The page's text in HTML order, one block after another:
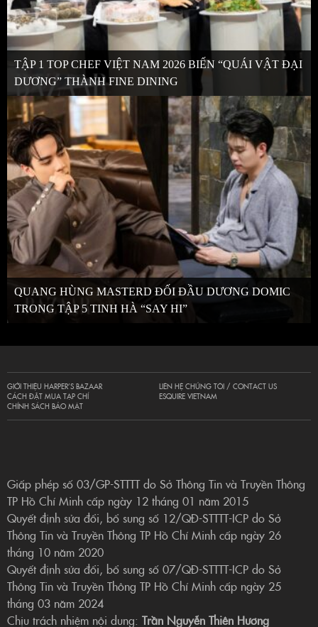
TẬP 1 TOP CHEF VIỆT NAM 2026 BIẾN “QUÁI VẬT ĐẠI
DƯƠNG” THÀNH FINE DINING
QUANG HÙNG MASTERD ĐỐI ĐẦU DƯƠNG DOMIC
TRONG TẬP 5 TINH HÀ “SAY HI”
GIỚI THIỆU HARPER’S BAZAAR
CÁCH ĐẶT MUA TẠP CHÍ
CHÍNH SÁCH BẢO MẬT
LIÊN HỆ CHÚNG TÔI / CONTACT US
ESQUIRE VIETNAM
Giấp phép số 03/GP-STTTT do Sở Thông Tin và Truyền Thông
TP Hồ Chí Minh cấp ngày 12 tháng 01 năm 2015
Quyết định sửa đổi, bổ sung số 12/QĐ-STTTT-ICP do Sở
Thông Tin và Truyền Thông TP Hồ Chí Minh cấp ngày 26
tháng 10 năm 2020
Quyết định sửa đổi, bổ sung số 07/QĐ-STTTT-ICP do Sở
Thông Tin và Truyền Thông TP Hồ Chí Minh cấp ngày 25
tháng 03 năm 2024
Chịu trách nhiệm nội dung: Trần Nguyễn Thiên Hương